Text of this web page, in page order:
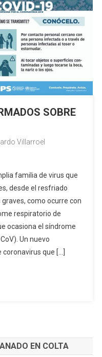
SOBRE
Villarroel
familia de virus que
desde el resfriado
como ocurre con
respiratorio de
ocasiona el síndrome
Un nuevo
que […]
EN COLTA